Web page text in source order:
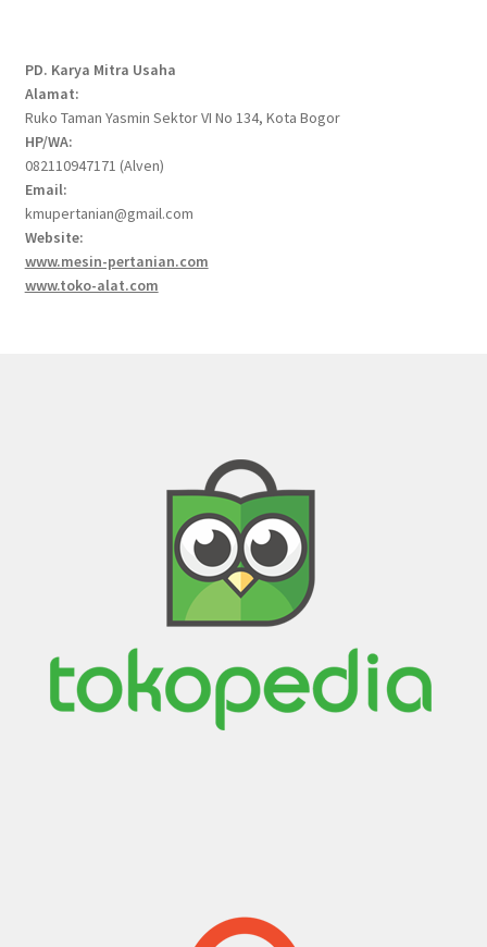
PD. Karya Mitra Usaha
Alamat:
Ruko Taman Yasmin Sektor VI No 134, Kota Bogor
HP/WA:
082110947171 (Alven)
Email:
kmupertanian@gmail.com
Website:
www.mesin-pertanian.com
www.toko-alat.com